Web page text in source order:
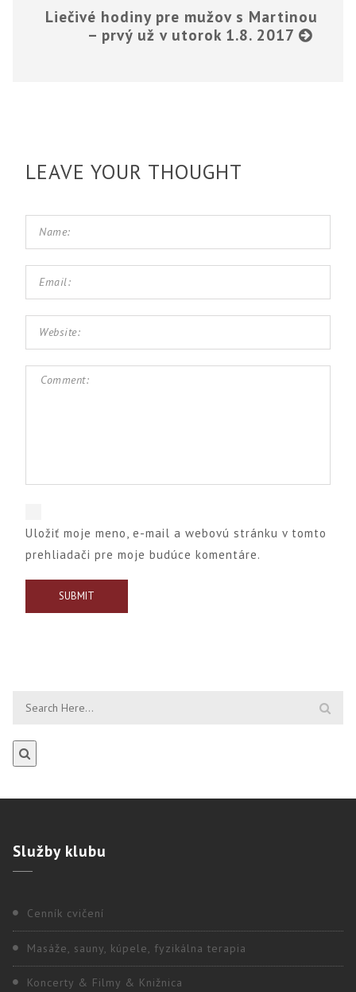
Liečivé hodiny pre mužov s Martinou
– prvý už v utorok 1.8. 2017
LEAVE YOUR THOUGHT
Uložiť moje meno, e-mail a webovú stránku v tomto
prehliadači pre moje budúce komentáre.
Službyklubu
Cenník cvičení
Masáže, sauny, kúpele, fyzikálna terapia
Koncerty & Filmy & Knižnica